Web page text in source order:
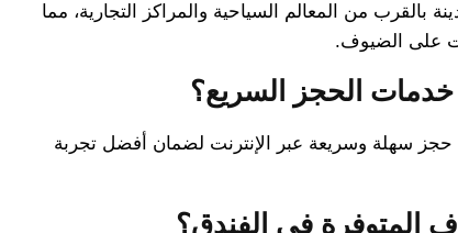
بالقرب من المعالم السياحية والمراكز التجارية، مما
على الضيوف.
الحجز السريع؟
حجز سهلة وسريعة عبر الإنترنت لضمان أفضل تجربة
المتوفرة في الفندق؟